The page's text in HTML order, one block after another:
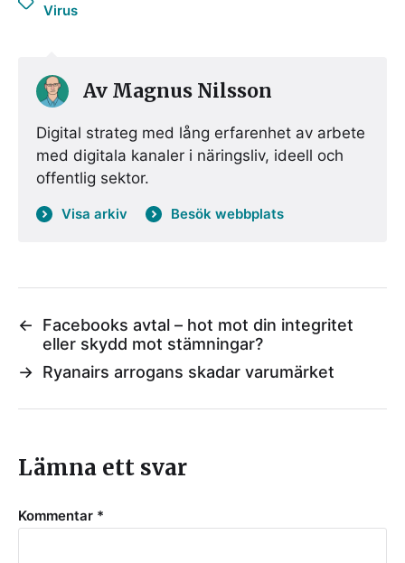
Virus
Av Magnus Nilsson
Digital strateg med lång erfarenhet av arbete
med digitala kanaler i näringsliv, ideell och
offentlig sektor.
Visa arkiv Besök webbplats
←
Facebooks avtal – hot mot din integritet
eller skydd mot stämningar?
→ Ryanairs arrogans skadar varumärket
Lämna ett svar
Kommentar *